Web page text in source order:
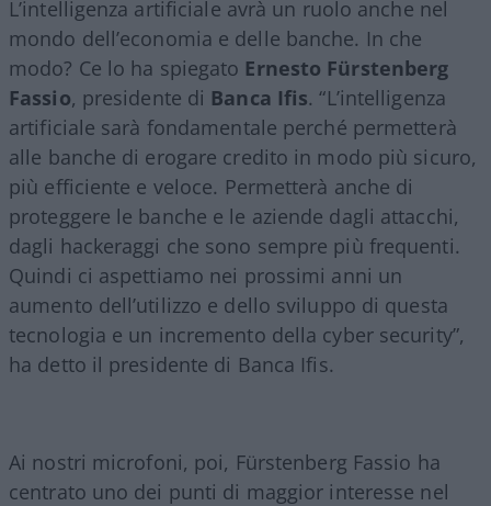
L’intelligenza artificiale avrà un ruolo anche nel
mondo dell’economia e delle banche. In che
modo? Ce lo ha spiegato Ernesto Fürstenberg
Fassio, presidente di Banca Ifis. “L’intelligenza
artificiale sarà fondamentale perché permetterà
alle banche di erogare credito in modo più sicuro,
più efficiente e veloce. Permetterà anche di
proteggere le banche e le aziende dagli attacchi,
dagli hackeraggi che sono sempre più frequenti.
Quindi ci aspettiamo nei prossimi anni un
aumento dell’utilizzo e dello sviluppo di questa
tecnologia e un incremento della cyber security”,
ha detto il presidente di Banca Ifis.
Ai nostri microfoni, poi, Fürstenberg Fassio ha
centrato uno dei punti di maggior interesse nel